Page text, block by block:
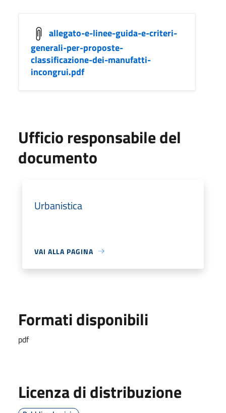
allegato-e-linee-guida-e-criteri-
generali-per-proposte-
classificazione-dei-manufatti-
incongrui.pdf
Ufficio responsabile del
documento
Urbanistica
VAI ALLA PAGINA
Formati disponibili
pdf
Licenza di distribuzione